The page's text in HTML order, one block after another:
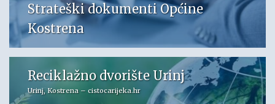
Strateški dokumenti Općine
Kostrena
Reciklažno dvorište Urinj
Urinj, Kostrena – cistocarijeka.hr